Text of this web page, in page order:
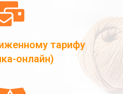
тарифу
онлайн)